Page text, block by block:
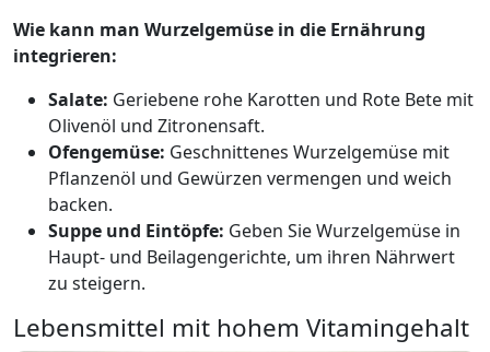
Wie kann man Wurzelgemüse in die Ernährung
integrieren:
Salate: Geriebene rohe Karotten und Rote Bete mit
Olivenöl und Zitronensaft.
Ofengemüse: Geschnittenes Wurzelgemüse mit
Pflanzenöl und Gewürzen vermengen und weich
backen.
Suppe und Eintöpfe: Geben Sie Wurzelgemüse in
Haupt- und Beilagengerichte, um ihren Nährwert
zu steigern.
Lebensmittel mit hohem Vitamingehalt